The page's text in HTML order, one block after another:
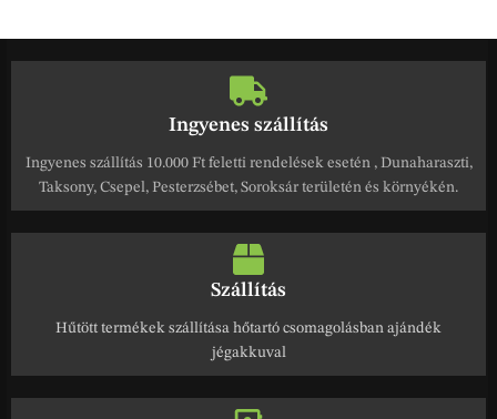
Ingyenes szállítás
Ingyenes szállítás 10.000 Ft feletti rendelések esetén , Dunaharaszti,
Taksony, Csepel, Pesterzsébet, Soroksár területén és környékén.
Szállítás
Hűtött termékek szállítása hőtartó csomagolásban ajándék
jégakkuval